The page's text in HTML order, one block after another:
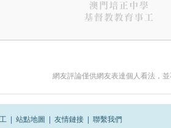
網友評論僅供網友表達個人看法，
站點地圖 友情鏈接 聯繫我們